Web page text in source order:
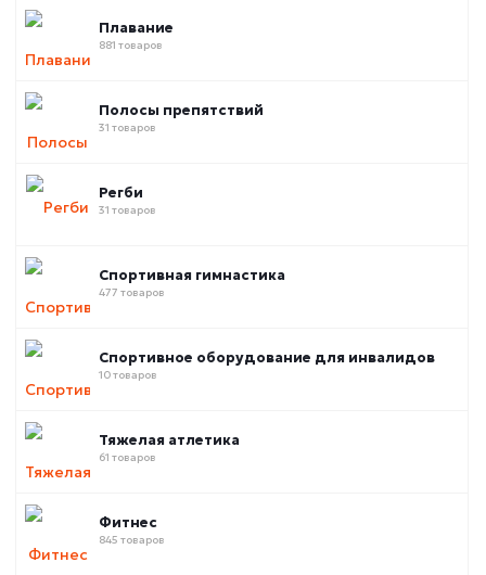
Плавание
881 товаров
Полосы препятствий
31 товаров
Регби
31 товаров
Спортивная гимнастика
477 товаров
Спортивное оборудование для инвалидов
10 товаров
Тяжелая атлетика
61 товаров
Фитнес
845 товаров